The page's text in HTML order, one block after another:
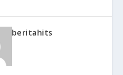
beritahits